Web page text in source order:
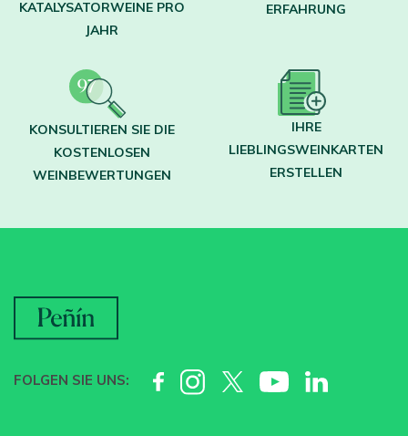
KATALYSATORWEINE PRO
JAHR
ERFAHRUNG
KONSULTIEREN SIE DIE
KOSTENLOSEN
WEINBEWERTUNGEN
IHRE
LIEBLINGSWEINKARTEN
ERSTELLEN
FOLGEN SIE UNS: